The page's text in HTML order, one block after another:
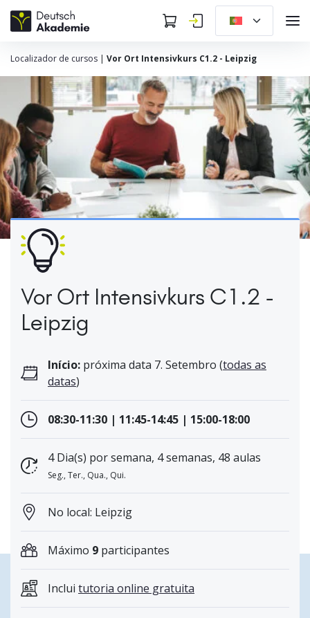
Localizador de cursos | Vor Ort Intensivkurs C1.2 - Leipzig
Vor Ort Intensivkurs C1.2 -
Leipzig
Início: próxima data 7. Setembro (todas as
datas)
08:30-11:30 | 11:45-14:45 | 15:00-18:00
4 Dia(s) por semana, 4 semanas, 48 aulas
Seg., Ter., Qua., Qui.
No local: Leipzig
Máximo 9 participantes
Inclui tutoria online gratuita